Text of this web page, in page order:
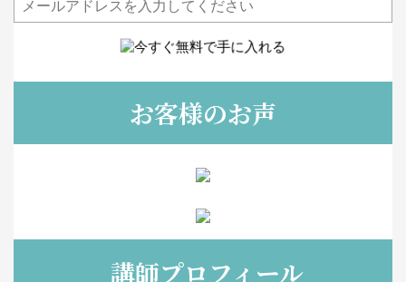
お客様のお声
講師プロフィール